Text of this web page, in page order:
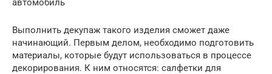
автомобиль
Выполнить декупаж такого изделия сможет даже
начинающий. Первым делом, необходимо подготовить
материалы, которые будут использоваться в процессе
декорирования. К ним относятся: салфетки для